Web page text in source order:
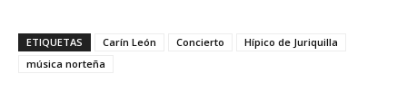
ETIQUETAS Carín León Concierto
Hípico de Juriquilla
música norteña